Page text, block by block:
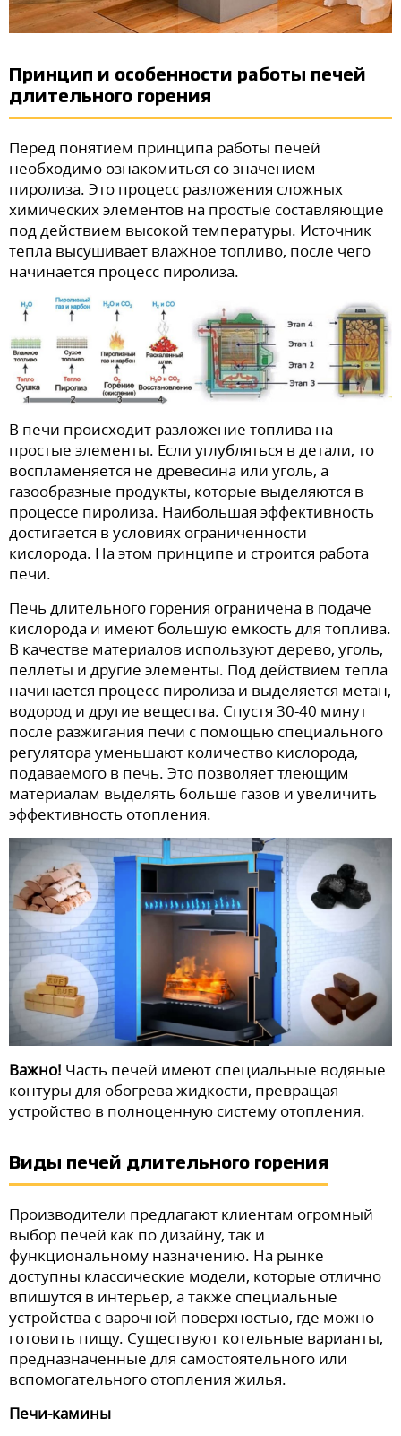
Принцип и особенности работы печей
длительного горения
Перед понятием принципа работы печей
необходимо ознакомиться со значением
пиролиза. Это процесс разложения сложных
химических элементов на простые составляющие
под действием высокой температуры. Источник
тепла высушивает влажное топливо, после чего
начинается процесс пиролиза.
В печи происходит разложение топлива на
простые элементы. Если углубляться в детали, то
воспламеняется не древесина или уголь, а
газообразные продукты, которые выделяются в
процессе пиролиза. Наибольшая эффективность
достигается в условиях ограниченности
кислорода. На этом принципе и строится работа
печи.
Печь длительного горения ограничена в подаче
кислорода и имеют большую емкость для топлива.
В качестве материалов используют дерево, уголь,
пеллеты и другие элементы. Под действием тепла
начинается процесс пиролиза и выделяется метан,
водород и другие вещества. Спустя 30-40 минут
после разжигания печи с помощью специального
регулятора уменьшают количество кислорода,
подаваемого в печь. Это позволяет тлеющим
материалам выделять больше газов и увеличить
эффективность отопления.
Важно! Часть печей имеют специальные водяные
контуры для обогрева жидкости, превращая
устройство в полноценную систему отопления.
Виды печей длительного горения
Производители предлагают клиентам огромный
выбор печей как по дизайну, так и
функциональному назначению. На рынке
доступны классические модели, которые отлично
впишутся в интерьер, а также специальные
устройства с варочной поверхностью, где можно
готовить пищу. Существуют котельные варианты,
предназначенные для самостоятельного или
вспомогательного отопления жилья.
Печи-камины